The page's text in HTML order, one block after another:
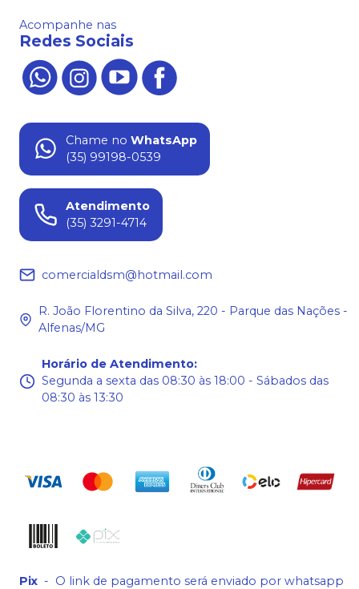
Acompanhe nas
Redes Sociais
Chame no WhatsApp
(35) 99198-0539
Atendimento
(35) 3291-4714
comercialdsm@hotmail.com
R. João Florentino da Silva, 220 - Parque das Nações -
Alfenas/MG
Horário de Atendimento:
Segunda a sexta das 08:30 às 18:00 - Sábados das
08:30 às 13:30
Pix - O link de pagamento será enviado por whatsapp